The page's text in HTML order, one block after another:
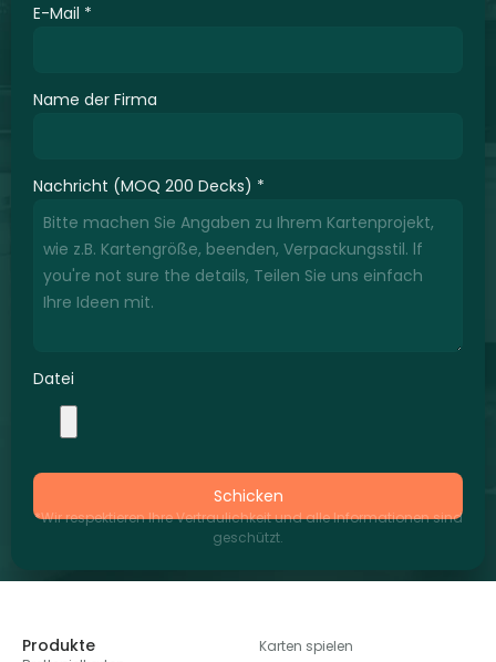
E-Mail *
Name der Firma
Nachricht (MOQ 200 Decks) *
Datei
Schicken
*Wir respektieren Ihre Vertraulichkeit und alle Informationen sind
geschützt.
Produkte
Karten spielen